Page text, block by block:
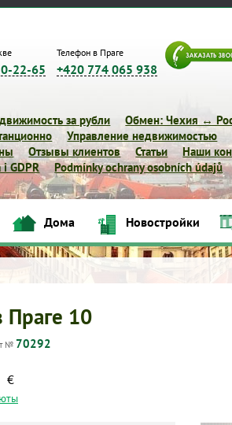
22-65
Телефон в Праге
+420 774 065 938
за рубли
Обмен: Чехия ↔
Управление недвижимостью
Отзывы клиентов Статьи
Наши
GDPR
Podmínky ochrany osobních údajů
Дома Новостройки
Праге 10
№ 70292
€